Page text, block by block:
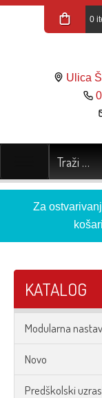
0
Ulica
Za
KATALOG
Modularna
Novo
Predškolski